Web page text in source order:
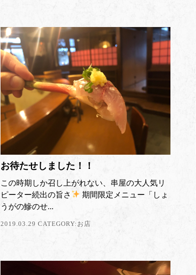
お待たせしました！！
この時期しか召し上がれない、串屋の大人気リ
ピーター続出の旨さ
期間限定メニュー「しょ
うがの鰺のせ...
2019.03.29 CATEGORY: お店